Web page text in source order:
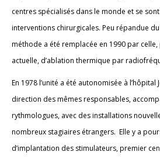
centres spécialisés dans le monde et se
interventions chirurgicales. Peu répandue
méthode a été remplacée en 1990 par
actuelle, d’ablation thermique par
En 1978 l’unité a été autonomisée à l’hôpital
direction des mêmes responsables,
rythmologues, avec des installations
nombreux stagiaires étrangers. Elle y a
d’implantation des stimulateurs, premier